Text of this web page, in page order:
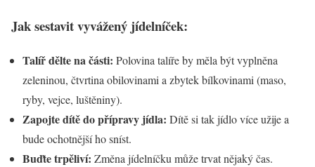
Jak sestavit vyvážený jídelníček:
Talíř dělte na části: Polovina talíře by měla být vyplněna
zeleninou, čtvrtina obilovinami a zbytek bílkovinami (maso,
ryby, vejce, luštěniny).
Zapojte dítě do přípravy jídla: Dítě si tak jídlo více užije a
bude ochotnější ho sníst.
Buďte trpěliví: Změna jídelníčku může trvat nějaký čas.